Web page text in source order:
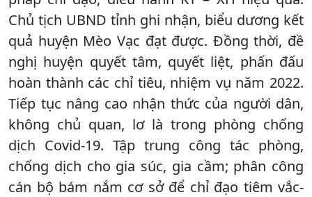
Chủ tịch UBND tỉnh ghi nhận, biểu dương kết
quả huyện Mèo Vạc đạt được. Đồng thời, đề
nghị huyện quyết tâm, quyết liệt, phấn đấu
hoàn thành các chỉ tiêu, nhiệm vụ năm 2022.
Tiếp tục nâng cao nhận thức của người dân,
không chủ quan, lơ là trong phòng chống
dịch Covid-19. Tập trung công tác phòng,
chống dịch cho gia súc, gia cầm; phân công
cán bộ bám nắm cơ sở để chỉ đạo tiêm vắc-